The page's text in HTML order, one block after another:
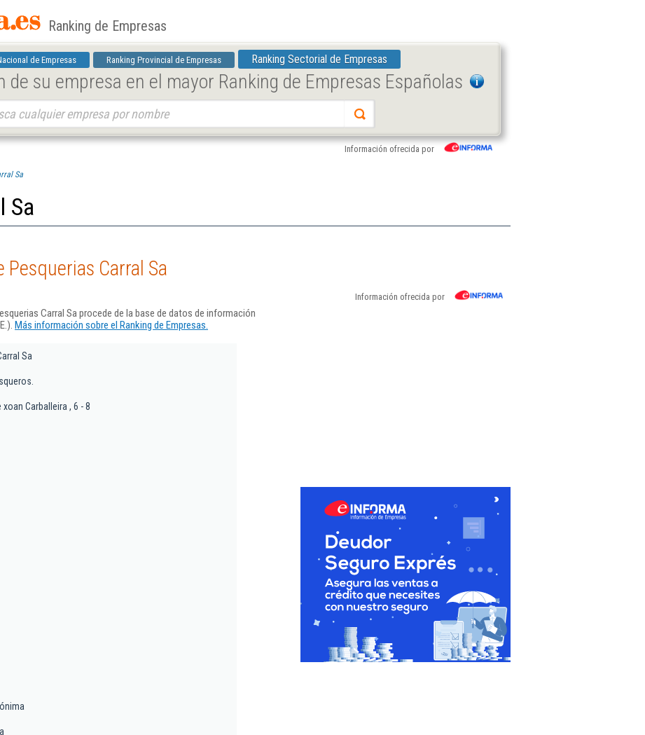
Ranking de Empresas
de Empresas Ranking Provincial de Empresas Ranking Sectorial de Empresas
de su empresa en el mayor Ranking de Empresas Españolas
Información ofrecida por
Sa
Sa
Carral Sa
Información ofrecida por
Carral Sa procede de la base de datos de información
Más información sobre el Ranking de Empresas.
Sa
Carballeira , 6 - 8